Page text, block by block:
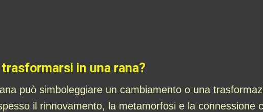
in una rana?
può simboleggiare un cambiamento o una
il rinnovamento, la metamorfosi e la connessione